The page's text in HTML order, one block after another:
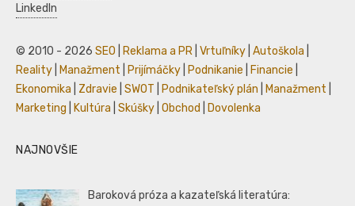
LinkedIn
© 2010 - 2026 SEO Reklama a PR Vrtuľníky Autoškola
Reality
Manažment Prijímáčky Podnikanie Financie
Ekonomika
Zdravie SWOT Podnikateľský plán Manažment
Marketing
Kultúra Skúšky Obchod Dovolenka
NAJNOVŠIE
Baroková próza a kazateľská literatúra: